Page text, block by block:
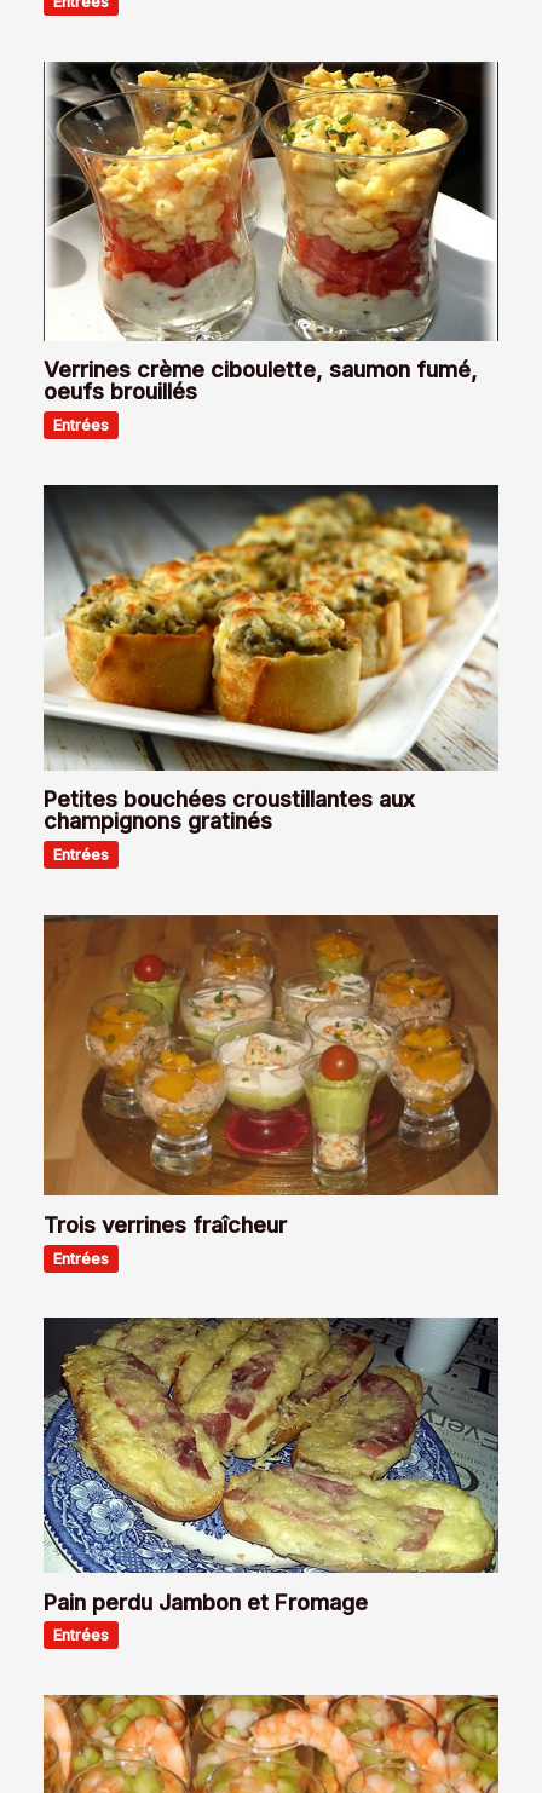
Verrines crème ciboulette, saumon fumé,
oeufs brouillés
Entrées
Petites bouchées croustillantes aux
champignons gratinés
Entrées
Trois verrines fraîcheur
Entrées
Pain perdu Jambon et Fromage
Entrées